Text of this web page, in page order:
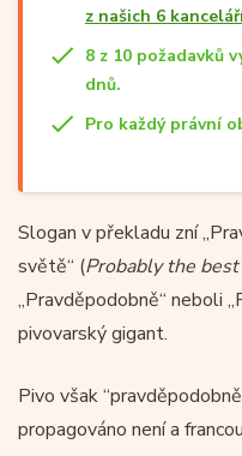
z našich 6
8 z 10 požadavků
dnů.
Pro každý právní
Slogan v překladu zní
světě“ (Probably the
„Pravděpodobně“ neboli
pivovarský gigant.
Pivo však
propagováno není a